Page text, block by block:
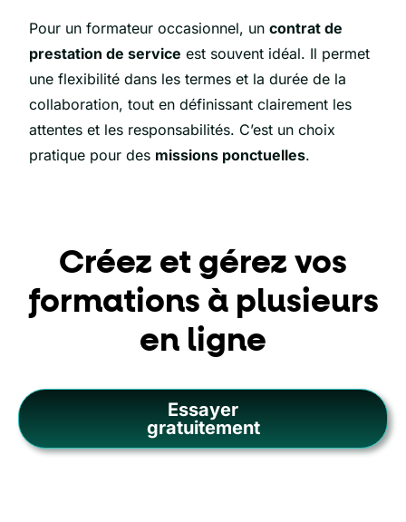
Pour un formateur occasionnel, uncontrat de
prestation de service est souvent idéal. Il permet
une flexibilité dans les termes et la durée de la
collaboration, tout en définissant clairement les
attentes et les responsabilités. C’est un choix
pratique pour des missions ponctuelles.
Créez et gérez vos
formations à plusieurs
en ligne
Essayer
gratuitement